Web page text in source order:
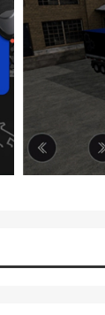
本站是您下载
)
模拟冒险角色